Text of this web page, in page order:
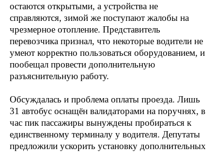
остаются открытыми, а устройства не
справляются, зимой же поступают жалобы на
чрезмерное отопление. Представитель
перевозчика признал, что некоторые водители не
умеют корректно пользоваться оборудованием, и
пообещал провести дополнительную
разъяснительную работу.
Обсуждалась и проблема оплаты проезда. Лишь
31 автобус оснащён валидаторами на поручнях, в
час пик пассажиры вынуждены пробираться к
единственному терминалу у водителя. Депутаты
предложили ускорить установку дополнительных